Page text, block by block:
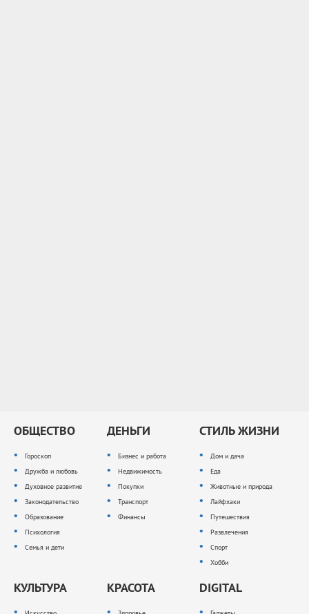
ОБЩЕСТВО
Гороскоп
Дружба и любовь
Духовное развитие
Законодательство
Образование
Психология
Семья и дети
ДЕНЬГИ
Бизнес и работа
Недвижимость
Покупки
Транспорт
Финансы
СТИЛЬ ЖИЗНИ
Дом и дача
Еда
Животные и природа
Лайфхаки
Путешествия
Развлечения
Спорт
Хобби
КУЛЬТУРА КРАСОТА DIGITAL